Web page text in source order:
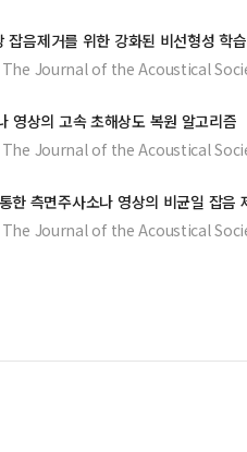
잡음제거를 위한 강화된 비선형성 학
The Journal of the Acoustical
영상의 고속 초해상도 복원 알고리즘
The Journal of the Acoustical
한측면주사소나 영상의 비균일 잡음
The Journal of the Acoustical